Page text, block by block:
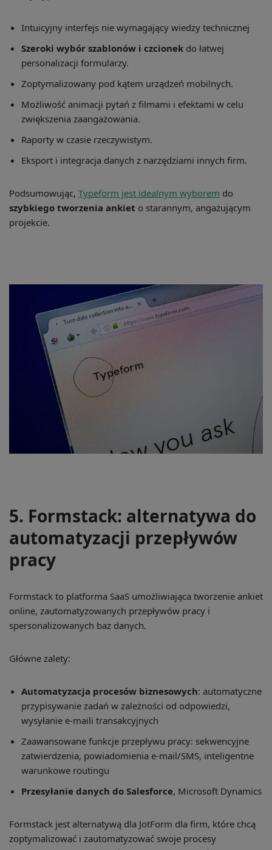
Intuicyjny interfejs nie wymagający wiedzy technicznej
Szeroki wybór szablonów i czcionek do łatwej
personalizacji formularzy.
Zoptymalizowany pod kątem urządzeń mobilnych.
Możliwość animacji pytań z filmami i efektami w celu
zwiększenia zaangażowania.
Raporty w czasie rzeczywistym.
Eksport i integracja danych z narzędziami innych firm.
Podsumowując, Typeform jest idealnym wyborem do
szybkiego tworzenia ankiet o starannym, angażującym
projekcie.
5. Formstack: alternatywa do
automatyzacji przepływów
pracy
Formstack to platforma SaaS umożliwiająca tworzenie ankiet
online, zautomatyzowanych przepływów pracy i
spersonalizowanych baz danych.
Główne zalety:
Automatyzacja procesów biznesowych: automatyczne
przypisywanie zadań w zależności od odpowiedzi,
wysyłanie e-maili transakcyjnych
Zaawansowane funkcje przepływu pracy: sekwencyjne
zatwierdzenia, powiadomienia e-mail/SMS, inteligentne
warunkowe routingu
Przesyłanie danych do Salesforce, Microsoft Dynamics
Formstack jest alternatywą dla JotForm dla firm, które chcą
zoptymalizować i zautomatyzować swoje procesy